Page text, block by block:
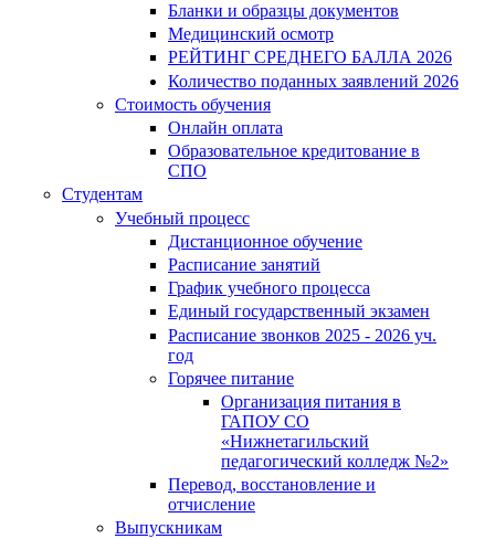
Бланки и образцы документов
Медицинский осмотр
РЕЙТИНГ СРЕДНЕГО БАЛЛА 2026
Количество поданных заявлений 2026
Стоимость обучения
Онлайн оплата
Образовательное кредитование в
СПО
Студентам
Учебный процесс
Дистанционное обучение
Расписание занятий
График учебного процесса
Единый государственный экзамен
Расписание звонков 2025 - 2026 уч.
год
Горячее питание
Организация питания в
ГАПОУ СО
«Нижнетагильский
педагогический колледж №2»
Перевод, восстановление и
отчисление
Выпускникам